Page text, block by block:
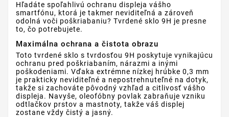
Hľadáte spoľahlivú ochranu displeja vášho
smartfónu, ktorá je takmer neviditeľná a zároveň
odolná voči poškriabaniu? Tvrdené sklo 9H je presne
to, čo potrebujete.
Maximálna ochrana a čistota obrazu
Toto tvrdené sklo s tvrdosťou 9H poskytuje vynikajúcu
ochranu pred poškriabaním, nárazmi a inými
poškodeniami. Vďaka extrémne nízkej hrúbke 0,3 mm
je prakticky neviditeľné a nepostrehnuteľné na dotyk,
takže si zachováte pôvodný vzhľad a citlivosť vášho
displeja. Navyše, oleofóbny povlak zabraňuje vzniku
odtlačkov prstov a mastnoty, takže váš displej
zostane vždy čistý a jasný.